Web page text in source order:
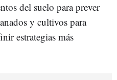
del suelo para prever
y cultivos para
estrategias más